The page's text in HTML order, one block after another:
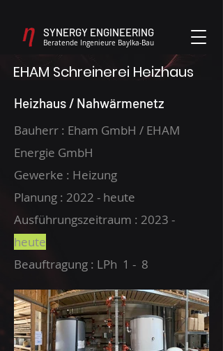
SYNERGY ENGINEERING
Beratende Ingenieure BayIka-Bau
EHAM Schreinerei Heizhaus
Heizhaus / Nahwärmenetz
Bauherr : Eham GmbH / EHAM
Energie GmbH
Gewerke : Heizung
Planung : 2022 - heute
Ausführungszeitraum : 2023 -
heute
Beauftragung : LPh 1 - 8